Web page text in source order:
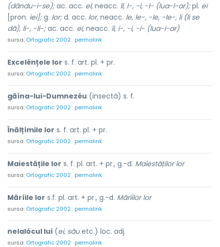
(dându-i-se);ac. acc. el, neacc. îl, l-, -l, -l- (lua-l-ar);pl. ei
[pron. iei];g. lor;d. acc. lor, neacc. le, le-, -le, -le-, li (li se
dă), li-, -li-;ac. acc. ei, neacc. îi, i-, -i, -i- (lua-i-ar)
sursa: Ortografic 2002 permalink
Excelénțele lor s. f. art. pl. + pr.
sursa: Ortografic 2002 permalink
găína-lui-Dumnezéu (insectă) s. f.
sursa: Ortografic 2002 permalink
Înălțímile lor s. f. art. pl. + pr.
sursa: Ortografic 2002 permalink
Maiestățile lor s. f. pl. art. + pr., g.-d. Maiestăților lor
sursa: Ortografic 2002 permalink
Măríile lor s.f. pl. art. + pr., g.-d. Măríilor lor
sursa: Ortografic 2002 permalink
nelalócul lui (ei, săuetc.) loc. adj.
sursa: Ortografic 2002 permalink